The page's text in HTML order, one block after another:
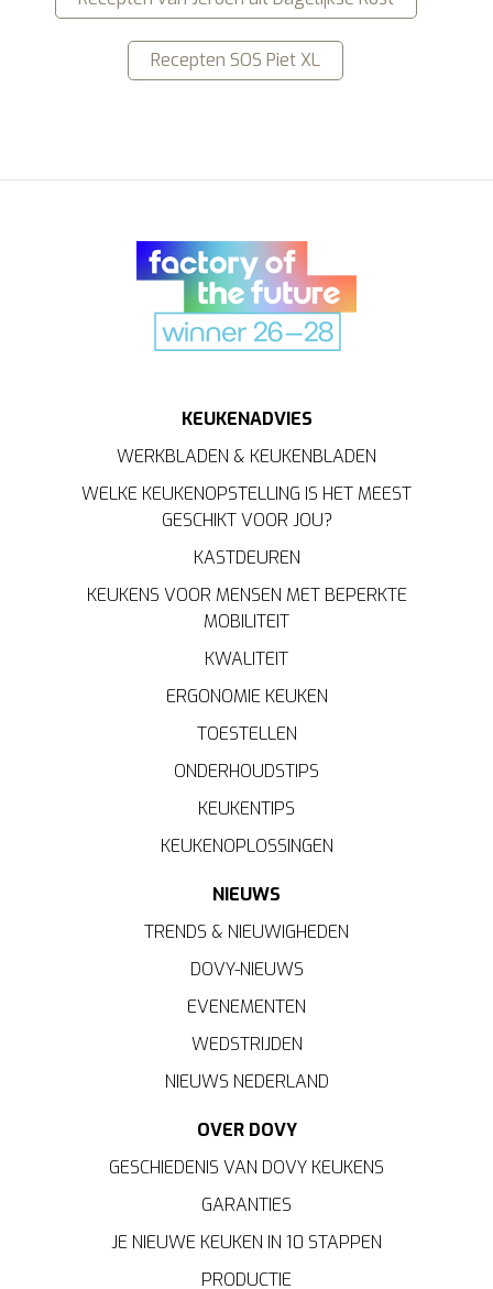
Recepten SOS Piet XL
KEUKENADVIES
WERKBLADEN & KEUKENBLADEN
WELKE KEUKENOPSTELLING IS HET MEEST
GESCHIKT VOOR JOU?
KASTDEUREN
KEUKENS VOOR MENSEN MET BEPERKTE
MOBILITEIT
KWALITEIT
ERGONOMIE KEUKEN
TOESTELLEN
ONDERHOUDSTIPS
KEUKENTIPS
KEUKENOPLOSSINGEN
NIEUWS
TRENDS & NIEUWIGHEDEN
DOVY-NIEUWS
EVENEMENTEN
WEDSTRIJDEN
NIEUWS NEDERLAND
OVER DOVY
GESCHIEDENIS VAN DOVY KEUKENS
GARANTIES
JE NIEUWE KEUKEN IN 10 STAPPEN
PRODUCTIE